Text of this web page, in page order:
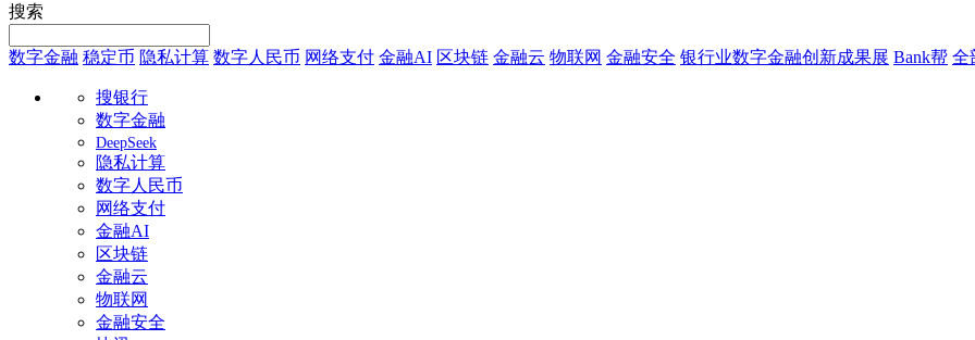
搜索
数字金融 稳定币 隐私计算 数字人民币 网络支付 金融AI 区块链 金融云 物联网 金融安全 银行业数字金融创新成果展 Bank帮 全
搜银行
数字金融
DeepSeek
隐私计算
数字人民币
网络支付
金融AI
区块链
金融云
物联网
金融安全